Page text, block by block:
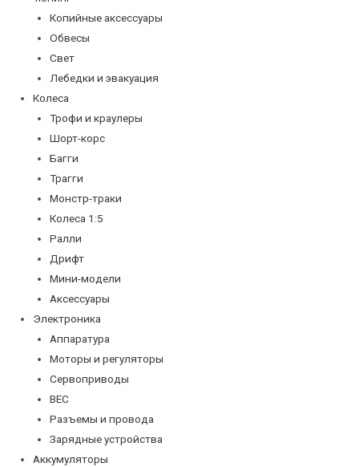
Копийные аксессуары
Обвесы
Свет
Лебедки и эвакуация
Колеса
Трофи и краулеры
Шорт-корс
Багги
Трагги
Монстр-траки
Колеса 1:5
Ралли
Дрифт
Мини-модели
Аксессуары
Электроника
Аппаратура
Моторы и регуляторы
Сервоприводы
BEC
Разъемы и провода
Зарядные устройства
Аккумуляторы